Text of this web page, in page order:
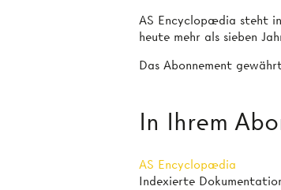
AS Encyclopædia steht
heute mehr als sieben
Das Abonnement
In Ihrem
AS Encyclopædia
Indexierte